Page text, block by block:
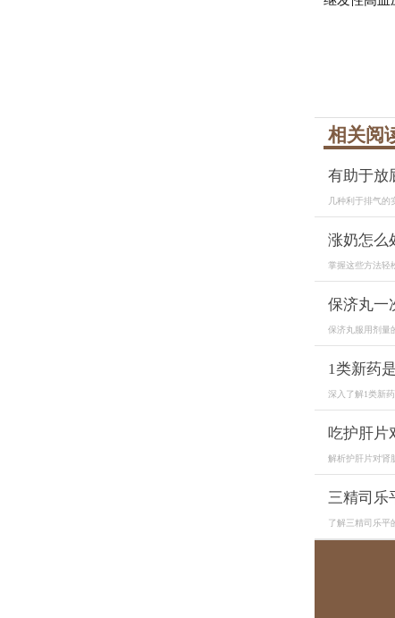
相关阅
有助于放
几种利于排气的
涨奶怎么
掌握这些方法轻
保济丸一
保济丸服用剂量
1类新药
深入了解1类新
吃护肝片
解析护肝片对肾
三精司乐
了解三精司乐平